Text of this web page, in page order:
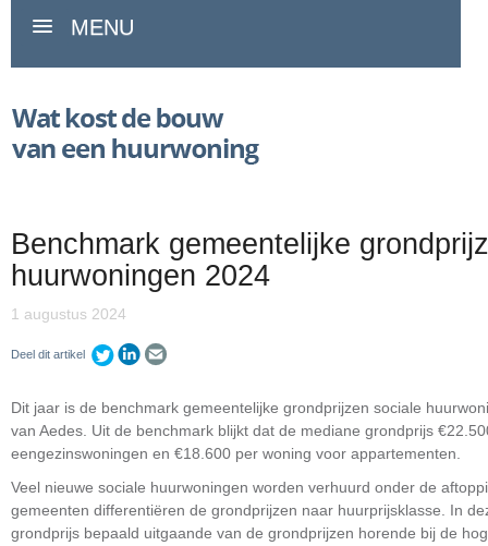
MENU
Benchmark gemeentelijke
huurwoningen 2024
1 augustus 2024
Deel dit artikel
Dit jaar is de benchmark gemeentelijke grondprijzen sociale
van Aedes. Uit de benchmark blijkt dat de mediane grondprijs
eengezinswoningen en €18.600 per woning voor appartementen.
Veel nieuwe sociale huurwoningen worden verhuurd onder de
gemeenten differentiëren de grondprijzen naar huurprijsklasse. In
grondprijs bepaald uitgaande van de grondprijzen horende bij de